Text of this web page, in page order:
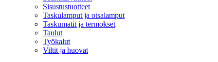
Sisustustuotteet
Taskulamput ja otsalamput
Taskumatit ja termokset
Taulut
Työkalut
Viltit ja huovat